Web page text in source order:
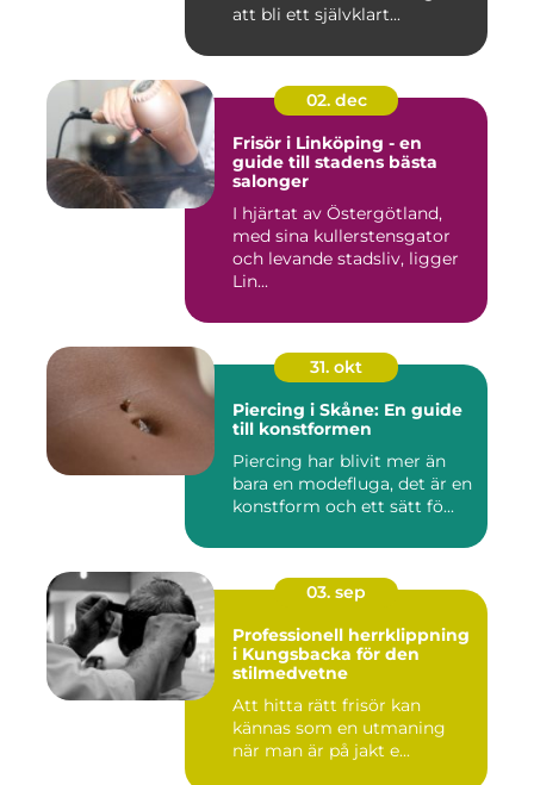
att bli ett självklart...
02. dec
Frisör i Linköping - en
guide till stadens bästa
salonger
I hjärtat av Östergötland,
med sina kullerstensgator
och levande stadsliv, ligger
Lin...
31. okt
Piercing i Skåne: En guide
till konstformen
Piercing har blivit mer än
bara en modefluga, det är en
konstform och ett sätt fö...
03. sep
Professionell herrklippning
i Kungsbacka för den
stilmedvetne
Att hitta rätt frisör kan
kännas som en utmaning
när man är på jakt e...